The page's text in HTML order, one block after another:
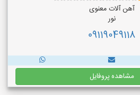
آهن آلات معنوی
نور
09119049118
مشاهده پروفایل